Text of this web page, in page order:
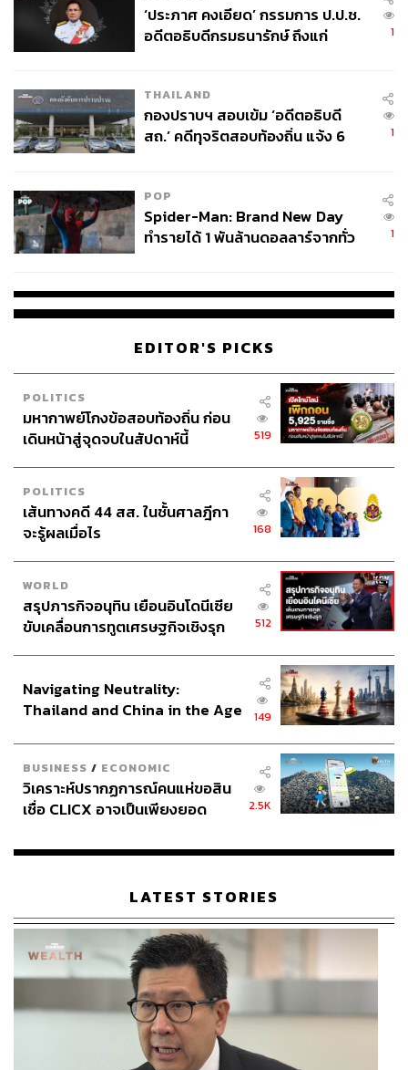
‘ประภาศ คงเอียด’ กรรมการ ป.ป.ช.
อดีตอธิบดีกรมธนารักษ์ ถึงแก่
1
THAILAND
กองปราบฯ สอบเข้ม ‘อดีตอธิบดี
สถ.’ คดีทุจริตสอบท้องถิ่น แจ้ง 6
1
POP
Spider-Man: Brand New Day
ทำรายได้ 1 พันล้านดอลลาร์จากทั่ว
1
EDITOR'S PICKS
POLITICS
มหากาพย์โกงข้อสอบท้องถิ่น ก่อน
เดินหน้าสู่จุดจบในสัปดาห์นี้
519
POLITICS
เส้นทางคดี 44 สส. ในชั้นศาลฎีกา
จะรู้ผลเมื่อไร
168
WORLD
สรุปภารกิจอนุทิน เยือนอินโดนีเซีย
ขับเคลื่อนการทูตเศรษฐกิจเชิงรุก
512
Navigating Neutrality:
Thailand and China in the Age
149
BUSINESS / ECONOMIC
วิเคราะห์ปรากฏการณ์คนแห่ขอสิน
เชื่อ CLICX อาจเป็นเพียงยอด
เรือนไทยที่ถูกซุกไว้
2.5K
LATEST STORIES